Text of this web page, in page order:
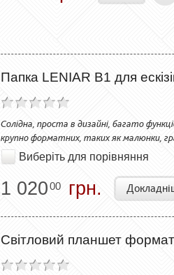
Папка LENIAR В1 для
Солідна, проста в дизайні, багато
крупно форматних, таких як малюнки,
Виберіть для порівняння
1 02000 грн.
Світловий планшет